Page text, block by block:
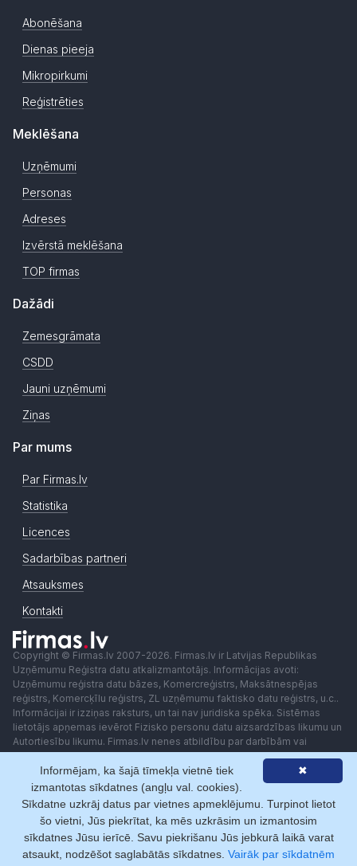
Abonēšana
Dienas pieeja
Mikropirkumi
Reģistrēties
Meklēšana
Uzņēmumi
Personas
Adreses
Izvērstā meklēšana
TOP firmas
Dažādi
Zemesgrāmata
CSDD
Jauni uzņēmumi
Ziņas
Par mums
Par Firmas.lv
Statistika
Licences
Sadarbības partneri
Atsauksmes
Kontakti
Copyright © Firmas.lv 2007-2026. Firmas.lv ir Latvijas Republikas
Uzņēmumu Reģistra datu atkalizmantotājs. Informācijas avoti:
Uzņēmumu reģistra datu bāzes, Komercreģistrs, Maksātnespējas
reģistrs, Komercķīlu reģistrs, ZL uzņēmumu faktisko datu reģistrs, u.c..
Informācijai ir izziņas raksturs, un tai nav juridiska spēka. Sistēmas
lietotājs apņemas ievērot Fizisko personu datu aizsardzības likumu un
Autortiesību likumu. Firmas.lv nenes atbildību par darbībām vai
lēmumiem, kas balstīti uz saņemto pakalpojumu. Lietotājam aizliegts
izmantot jebkādas automatizētas sistēmas vai iekārtas (robotus)
piekļuvei sistēmai bez rakstiskas saskaņošanas ar Firmas.lv. Galvenā
redaktore: Ingūna Pempere.
Lietošanas noteikumi
Privātuma politika Norēķini ar
✖
Informējam, ka šajā tīmekļa vietnē tiek
izmantotas sīkdatnes (angļu val. cookies).
Sīkdatne uzkrāj datus par vietnes apmeklējumu. Turpinot lietot
šo vietni, Jūs piekrītat, ka mēs uzkrāsim un izmantosim
sīkdatnes Jūsu ierīcē. Savu piekrišanu Jūs jebkurā laikā varat
atsaukt, nodzēšot saglabātās sīkdatnes. Vairāk par sīkdatnēm